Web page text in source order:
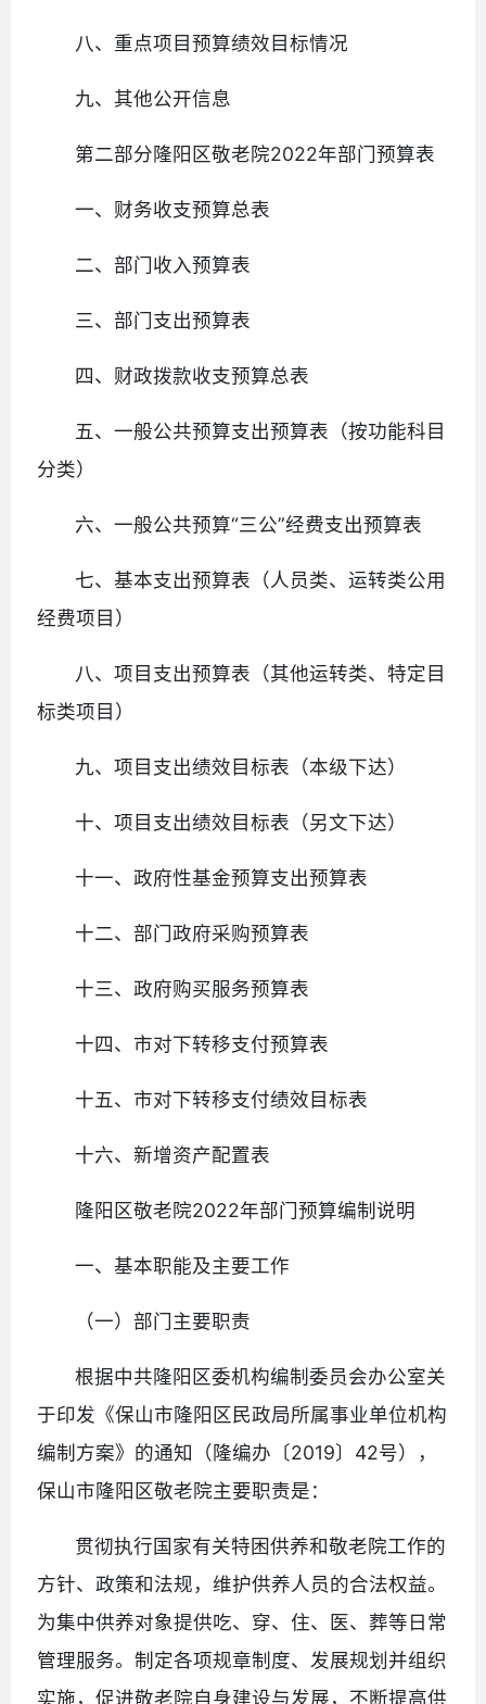
八、重点项目预算绩效目标情况
九、其他公开信息
第二部分隆阳区敬老院2022年部门预算表
一、财务收支预算总表
二、部门收入预算表
三、部门支出预算表
四、财政拨款收支预算总表
五、一般公共预算支出预算表（按功能科目
分类）
六、一般公共预算“三公”经费支出预算表
七、基本支出预算表（人员类、运转类公用
经费项目）
八、项目支出预算表（其他运转类、特定目
标类项目）
九、项目支出绩效目标表（本级下达）
十、项目支出绩效目标表（另文下达）
十一、政府性基金预算支出预算表
十二、部门政府采购预算表
十三、政府购买服务预算表
十四、市对下转移支付预算表
十五、市对下转移支付绩效目标表
十六、新增资产配置表
隆阳区敬老院2022年部门预算编制说明
一、基本职能及主要工作
（一）部门主要职责
根据中共隆阳区委机构编制委员会办公室关
于印发《保山市隆阳区民政局所属事业单位机构
编制方案》的通知（隆编办〔2019〕42号），
保山市隆阳区敬老院主要职责是：
贯彻执行国家有关特困供养和敬老院工作的
方针、政策和法规，维护供养人员的合法权益。
为集中供养对象提供吃、穿、住、医、葬等日常
管理服务。制定各项规章制度、发展规划并组织
实施，促进敬老院自身建设与发展，不断提高供